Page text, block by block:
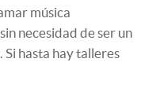
música
necesidad de ser un
hasta hay talleres